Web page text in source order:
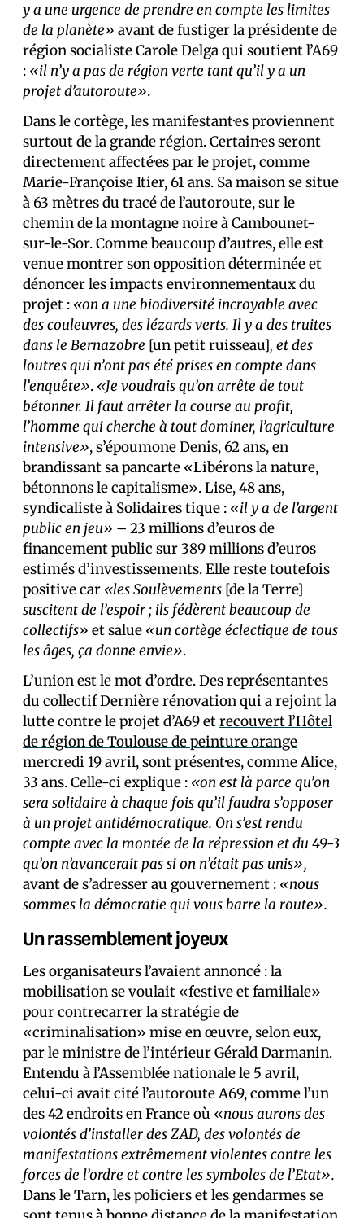
y a une urgence de prendre en compte les limites
de la planète» avant de fustiger la présidente de
région socialiste Carole Delga qui soutient l’A69
: «il n’y a pas de région verte tant qu’il y a un
projet d’autoroute».
Dans le cortège, les manifestant·es proviennent
surtout de la grande région. Certain·es seront
directement affecté·es par le projet, comme
Marie-Françoise Itier, 61 ans. Sa maison se situe
à 63 mètres du tracé de l’autoroute, sur le
chemin de la montagne noire à Cambounet-
sur-le-Sor. Comme beaucoup d’autres, elle est
venue montrer son opposition déterminée et
dénoncer les impacts environnementaux du
projet : «on a une biodiversité incroyable avec
des couleuvres, des lézards verts. Il y a des truites
dans le Bernazobre [un petit ruisseau], et des
loutres qui n’ont pas été prises en compte dans
l’enquête». «Je voudrais qu’on arrête de tout
bétonner. Il faut arrêter la course au profit,
l’homme qui cherche à tout dominer, l’agriculture
intensive», s’époumone Denis, 62 ans, en
brandissant sa pancarte «Libérons la nature,
bétonnons le capitalisme». Lise, 48 ans,
syndicaliste à Solidaires tique : «il y a de l’argent
public en jeu» – 23 millions d’euros de
financement public sur 389 millions d’euros
estimés d’investissements. Elle reste toutefois
positive car «les Soulèvements [de la Terre]
suscitent de l’espoir ; ils fédèrent beaucoup de
collectifs» et salue «un cortège éclectique de tous
les âges, ça donne envie».
L’union est le mot d’ordre. Des représentant·es
du collectif Dernière rénovation qui a rejoint la
lutte contre le projet d’A69 etrecouvert l’Hôtel
de région de Toulouse de peinture orange
mercredi 19 avril, sont présent·es, comme Alice,
33 ans. Celle-ci explique : «on est là parce qu’on
sera solidaire à chaque fois qu’il faudra s’opposer
à un projet antidémocratique. On s’est rendu
compte avec la montée de la répression et du 49-3
qu’on n’avancerait pas si on n’était pas unis»,
avant de s’adresser au gouvernement : «nous
sommes la démocratie qui vous barre la route».
Un rassemblement joyeux
Les organisateurs l’avaient annoncé : la
mobilisation se voulait «festive et familiale»
pour contrecarrer la stratégie de
«criminalisation» mise en œuvre, selon eux,
par le ministre de l’intérieur Gérald Darmanin.
Entendu à l’Assemblée nationale le 5 avril,
celui-ci avait cité l’autoroute A69, comme l’un
des 42 endroits en France où «nous aurons des
volontés d’installer des ZAD, des volontés de
manifestations extrêmement violentes contre les
forces de l’ordre et contre les symboles de l’Etat».
Dans le Tarn, les policiers et les gendarmes se